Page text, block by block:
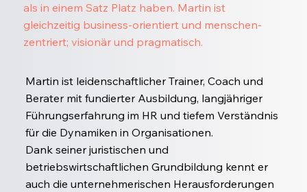
als in einem Satz Platz haben. Martin ist
gleichzeitig business-orientiert und menschen-
zentriert; visionär und pragmatisch.
Martin ist leidenschaftlicher Trainer, Coach und
Berater mit fundierter Ausbildung, langjähriger
Führungserfahrung im HR und tiefem Verständnis
für die Dynamiken in Organisationen.
Dank seiner juristischen und
betriebswirtschaftlichen Grundbildung kennt er
auch die unternehmerischen Herausforderungen